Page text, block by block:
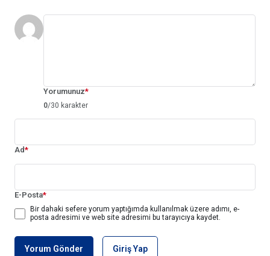
Yorumunuz*
0/30 karakter
Ad*
E-Posta*
Bir dahaki sefere yorum yaptığımda kullanılmak üzere adımı, e-
posta adresimi ve web site adresimi bu tarayıcıya kaydet.
Yorum Gönder Giriş Yap